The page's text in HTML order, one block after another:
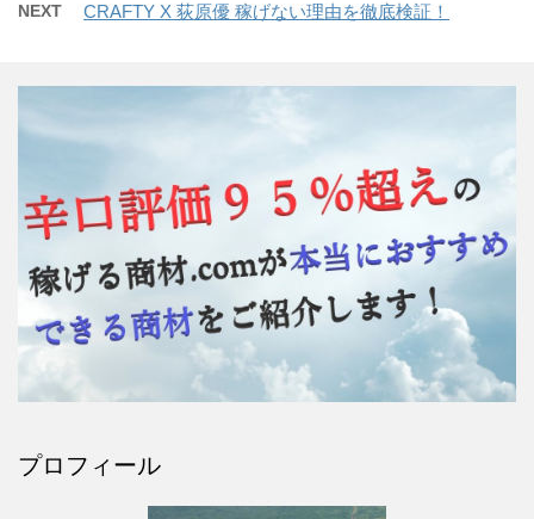
NEXT CRAFTY X 荻原優 稼げない理由を徹底検証！
プロフィール